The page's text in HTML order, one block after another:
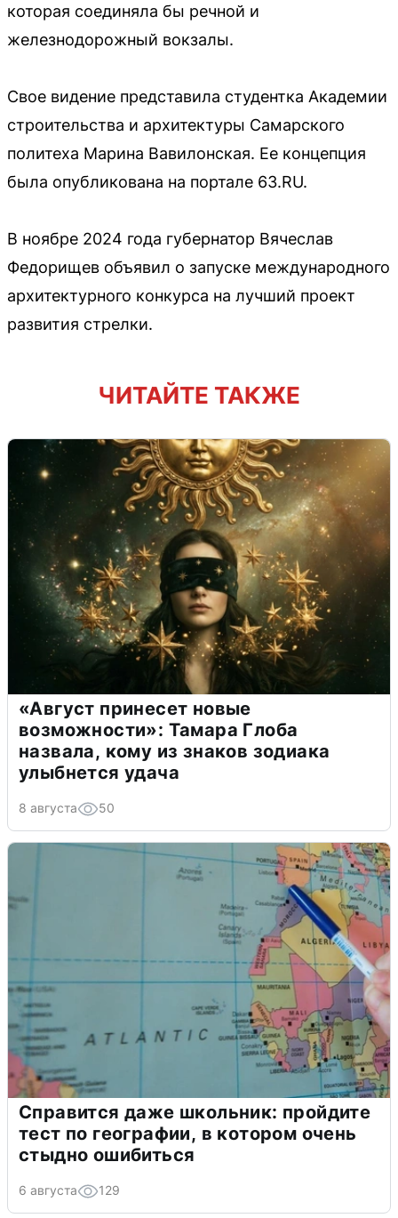
которая соединяла бы речной и
железнодорожный вокзалы.
Свое видение представила студентка Академии
строительства и архитектуры Самарского
политеха Марина Вавилонская. Ее концепция
была опубликована на портале 63.RU.
В ноябре 2024 года губернатор Вячеслав
Федорищев объявил о запуске международного
архитектурного конкурса на лучший проект
развития стрелки.
ЧИТАЙТЕ ТАКЖЕ
«Август принесет новые
возможности»: Тамара Глоба
назвала, кому из знаков зодиака
улыбнется удача
8 августа 50
Справится даже школьник: пройдите
тест по географии, в котором очень
стыдно ошибиться
6 августа 129